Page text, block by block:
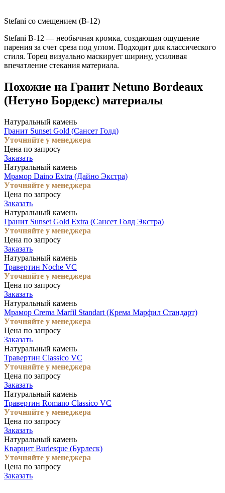
Stefani со смещением (B-12)
Stefani B-12 — необычная кромка, создающая ощущение
парения за счет среза под углом. Подходит для классического
стиля. Торец визуально маскирует ширину, усиливая
впечатление стекания материала.
Похожие на Гранит Netuno Bordeaux
(Нетуно Бордекс) материалы
Натуральный камень
Гранит Sunset Gold (Сансет Голд)
Уточняйте у менеджера
Цена по запросу
Заказать
Натуральный камень
Мрамор Daino Extra (Дайно Экстра)
Уточняйте у менеджера
Цена по запросу
Заказать
Натуральный камень
Гранит Sunset Gold Extra (Сансет Голд Экстра)
Уточняйте у менеджера
Цена по запросу
Заказать
Натуральный камень
Травертин Noche VC
Уточняйте у менеджера
Цена по запросу
Заказать
Натуральный камень
Мрамор Crema Marfil Standart (Крема Марфил Стандарт)
Уточняйте у менеджера
Цена по запросу
Заказать
Натуральный камень
Травертин Classico VC
Уточняйте у менеджера
Цена по запросу
Заказать
Натуральный камень
Травертин Romano Classico VC
Уточняйте у менеджера
Цена по запросу
Заказать
Натуральный камень
Кварцит Burlesque (Бурлеск)
Уточняйте у менеджера
Цена по запросу
Заказать